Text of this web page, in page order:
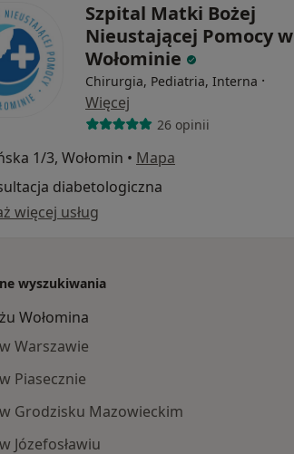
Szpital Matki Bożej
Nieustającej Pomocy w
Wołominie
Chirurgia, Pediatria, Interna ·
Więcej
26 opinii
1/3, Wołomin • Mapa
diabetologiczna
więcej usług
wyszukiwania
Wołomina
Warszawie
Piasecznie
Grodzisku Mazowieckim
Józefosławiu